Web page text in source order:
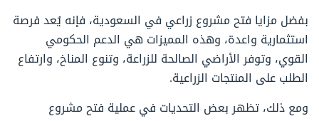
بفضل مزايا فتح مشروع زراعي في السعودية، فإنه يُعد فرصة
استثمارية واعدة، وهذه المميزات هي الدعم الحكومي
القوي، وتوفر الأراضي الصالحة للزراعة، وتنوع المناخ، وارتفاع
الطلب على المنتجات الزراعية.
ومع ذلك، تظهر بعض التحديات في عملية فتح مشروع